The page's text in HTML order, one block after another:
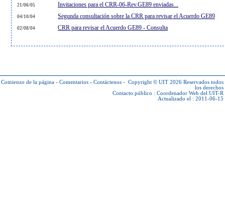
21/06/05 Invitaciones para el CRR-06-Rev.GE89 enviadas...
04/10/04 Segunda consultación sobre la CRR para revisar el Acuerdo GE89
02/08/04 CRR para revisar el Acuerdo GE89 - Consulta
Comienzo de la página - Comentarios - Contáctenos - Copyright © UIT 2026 Reservados todos
los derechos
Contacto público : Coordenador Web del UIT-R
Actualizado el : 2011-06-15